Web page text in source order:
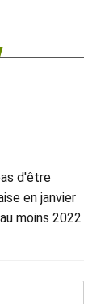
d'être
en janvier
moins 2022